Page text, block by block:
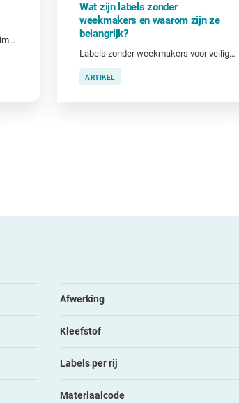
Afhankelijk zijn van levertijden, minimumafnames en externe leveranciers? Of zelf printen wanneer je het nodig hebt? Welke keuze het beste werkt, hangt af van jouw situatie.
Wat zijn labels zonder
weekmakers en waarom zijn ze
belangrijk?
Labels zonder weekmakers voor veilige en betrouwbare identificatie
ARTIKEL
Afwerking
Kleefstof
Labels per rij
Materiaalcode